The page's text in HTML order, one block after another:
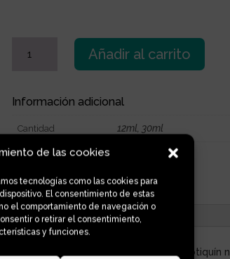
de las cookies
tecnologías como las cookies para
El consentimiento de estas
el comportamiento de navegación o
o retirar el consentimiento,
y funciones.
ESENCIAL
Añadir al carrito
Información adicional
Cantidad 12ml, 30ml
en ganarse un hueco en cualquier botiquín